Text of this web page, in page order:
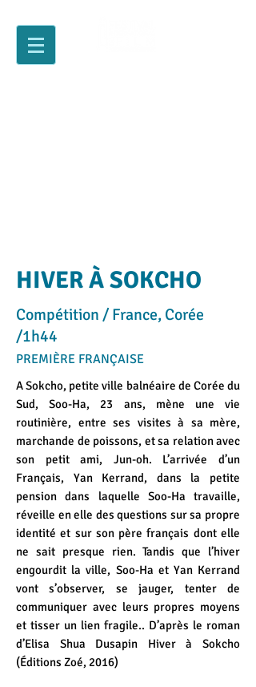
HIVER À SOKCHO
Compétition / France, Corée
/1h44
PREMIÈRE FRANÇAISE
A Sokcho, petite ville balnéaire de Corée du
Sud, Soo-Ha, 23 ans, mène une vie
routinière, entre ses visites à sa mère,
marchande de poissons, et sa relation avec
son petit ami, Jun-oh. L’arrivée d’un
Français, Yan Kerrand, dans la petite
pension dans laquelle Soo-Ha travaille,
réveille en elle des questions sur sa propre
identité et sur son père français dont elle
ne sait presque rien. Tandis que l’hiver
engourdit la ville, Soo-Ha et Yan Kerrand
vont s’observer, se jauger, tenter de
communiquer avec leurs propres moyens
et tisser un lien fragile.. D’après le roman
d’Elisa Shua Dusapin Hiver à Sokcho
(Éditions Zoé, 2016)